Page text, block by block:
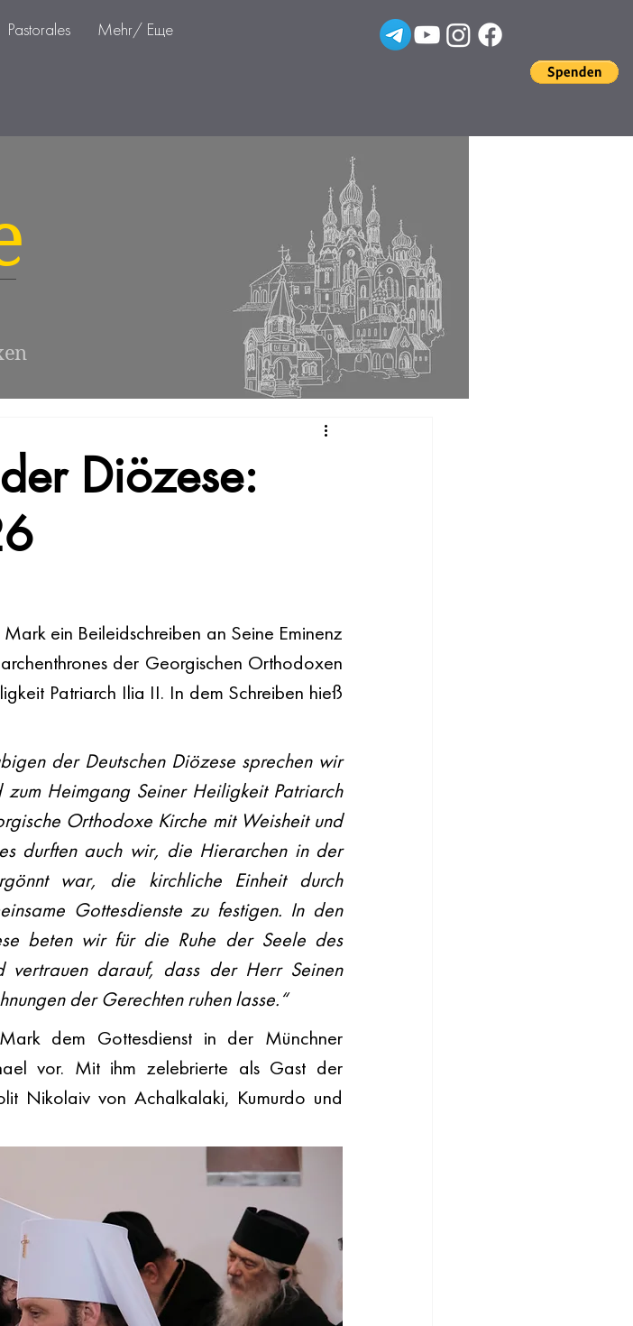
Pastorales Mehr/ Еще
Diözese:
ein Beileidschreiben an Seine Eminenz
der Georgischen Orthodoxen
Patriarch Ilia II. In dem Schreiben hieß
der Deutschen Diözese sprechen wir
zum Heimgang Seiner Heiligkeit Patriarch
Orthodoxe Kirche mit Weisheit und
durften auch wir, die Hierarchen in der
war, die kirchliche Einheit durch
Gottesdienste zu festigen. In den
beten wir für die Ruhe der Seele des
vertrauen darauf, dass der Herr Seinen
der Gerechten ruhen lasse.“
dem Gottesdienst in der Münchner
vor. Mit ihm zelebrierte als Gast der
Nikolaiv von Achalkalaki, Kumurdo und